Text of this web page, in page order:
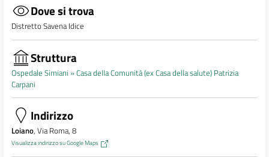
Dove si trova
Distretto Savena Idice
Struttura
Ospedale Simiani »Casa della Comunità (ex Casa della salute) Patrizia
Carpani
Indirizzo
Loiano, Via Roma, 8
Visualizza indirizzo su Google Maps